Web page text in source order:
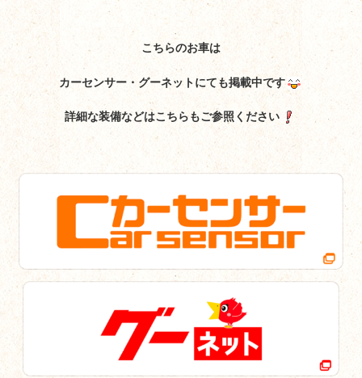
こちらのお車は
カーセンサー・グーネットにても掲載中です
詳細な装備などはこちらもご参照ください